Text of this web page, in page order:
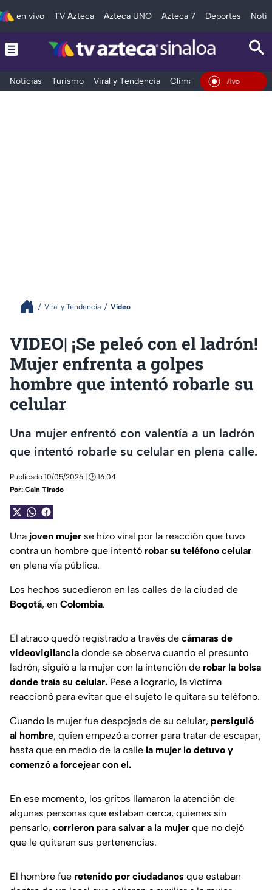
en vivo TV Azteca Azteca UNO Azteca 7 Deportes
Noticias Turismo Viral y Tendencia Clima Deportes
En Vivo
Viral y Tendencia Video
VIDEO| ¡Se peleó con el ladrón!
Mujer enfrenta a golpes
hombre que intentó robarle su
celular
Una mujer enfrentó con valentía a un ladrón
que intentó robarle su celular en plena calle.
Publicado 10/05/2026 | 🕑 16:04
Por: Caín Tirado
Una joven mujer se hizo viral por la reacción que tuvo
contra un hombre que intentó robar su teléfono celular
en plena vía pública.
Los hechos sucedieron en las calles de la ciudad de
Bogotá, en Colombia.
El atraco quedó registrado a través de cámaras de
videovigilancia donde se observa cuando el presunto
ladrón, siguió a la mujer con la intención de robar la bolsa
donde traía su celular. Pese a lograrlo, la víctima
reaccionó para evitar que el sujeto le quitara su teléfono.
Cuando la mujer fue despojada de su celular, persiguió
al hombre, quien empezó a correr para tratar de escapar,
hasta que en medio de la calle la mujer lo detuvo y
comenzó a forcejear con el.
En ese momento, los gritos llamaron la atención de
algunas personas que estaban cerca, quienes sin
pensarlo, corrieron para salvar a la mujer que no dejó
que le quitaran sus pertenencias.
El hombre fue retenido por ciudadanos que estaban